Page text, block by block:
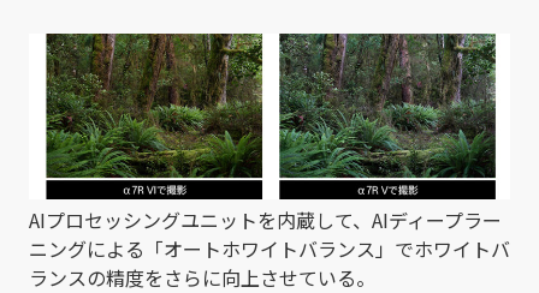
AIプロセッシングユニットを内蔵して、AIディープラー
ニングによる「オートホワイトバランス」でホワイトバ
ランスの精度をさらに向上させている。